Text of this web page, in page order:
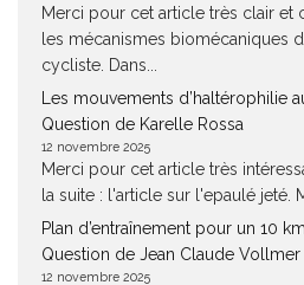
Merci pour cet article très clair et
les mécanismes biomécaniques
cycliste. Dans...
Les mouvements d’haltérophilie
Question de Karelle Rossa
12 novembre 2025
Merci pour cet article très
la suite : l'article sur l'epaulé jeté.
Plan d’entraînement pour un 10
Question de Jean Claude Vollmer
12 novembre 2025